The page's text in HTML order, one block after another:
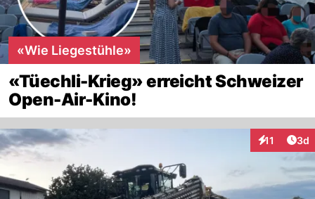
«Wie Liegestühle»
«Tüechli-Krieg» erreicht Schweizer
Open-Air-Kino!
11 3d